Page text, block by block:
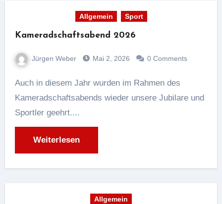
Allgemein Sport
Kameradschaftsabend 2026
Jürgen Weber Mai 2, 2026 0 Comments
Auch in diesem Jahr wurden im Rahmen des
Kameradschaftsabends wieder unsere Jubilare und
Sportler geehrt....
Weiterlesen
Allgemein